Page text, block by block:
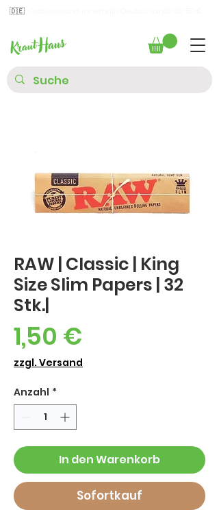
🇩🇪
RAW | Classic | King
Size Slim Papers | 32
Stk.|
1,50 €
zzgl. Versand
Anzahl *
In den Warenkorb
Sofortkauf